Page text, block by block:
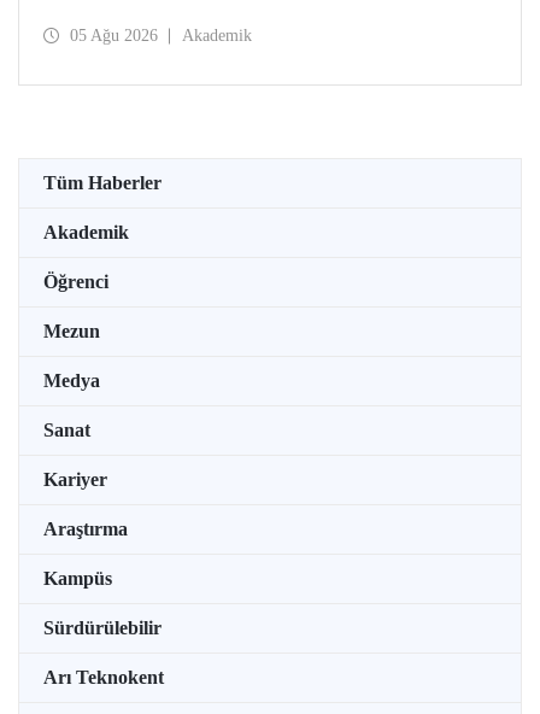
Koşullarına Bağlı Mikrolif Salımı: Aşınma, UV Maruziyeti
05 Ağu 2026 Akademik
Tüm Haberler
Akademik
Öğrenci
Mezun
Medya
Sanat
Kariyer
Araştırma
Kampüs
Sürdürülebilir
Arı Teknokent